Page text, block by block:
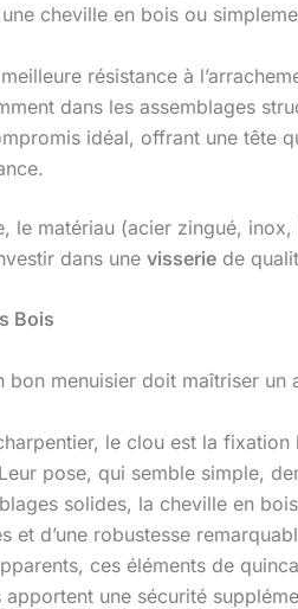
cheville en bois ou
résistance à
dans les assemblages
idéal, offrant une tête
le matériau (acier zingué,
dans une visserie de
Bois
bon menuisier doit maîtriser
le clou est la
pose, qui semble simple,
solides, la cheville en
et d’une robustesse
ces éléments de
une sécurité